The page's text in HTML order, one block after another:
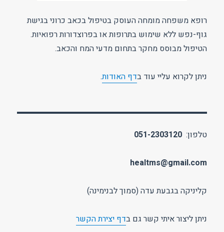
רופא משפחה מומחה העוסק בטיפול בכאב כרוני בגישת
גוף-נפש ללא שימוש בתרופות או בפרוצדורות רפואיות.
הטיפול מבוסס מחקר בתחום מדעי המח והכאב.
ניתן לקרוא עליי עוד בדף האודות.
טלפון:051-2303120
healtms@gmail.com
קליניקה בגבעת עדה (סמוך לבנימינה)
ניתן ליצור איתי קשר גם בדף יצירת הקשר